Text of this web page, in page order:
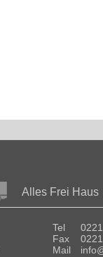
Alles Frei Haus
Tel
Fax
Mail